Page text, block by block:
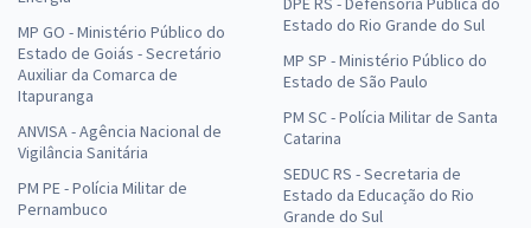
MP GO - Ministério Público do
Estado de Goiás - Secretário
Auxiliar da Comarca de
Itapuranga
ANVISA - Agência Nacional de
Vigilância Sanitária
PM PE - Polícia Militar de
Pernambuco
Estado do Rio Grande do Sul
MP SP - Ministério Público do
Estado de São Paulo
PM SC - Polícia Militar de Santa
Catarina
SEDUC RS - Secretaria de
Estado da Educação do Rio
Grande do Sul